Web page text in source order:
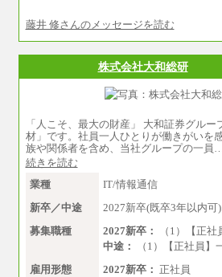
※上記全てのコースにお
※試用期間中も給与に変
中途：
■総合コース＜オープン
大学院卒 月給35.3万円
■総合コース＜オープン
大学院卒 月給33.3万円
■事務コース
短大・専門卒 月給24.0
※上記全てのコースにお
一律3.7万円を含む
※試用期間中も給与に変
藤井 修さんのメッセージを読む
株式会社大和総研
「人こそ、最大の財産」 大和証券グルー
材」です。社員一人ひとりが働きがいを
族や関係者を含め、当社グループの一員…
続きを読む
業種
IT/情報通信
新卒／中途
2027新卒(既卒3年以内可
募集職種
2027新卒：
（1）【正社
中途：
（1）【正社員】
雇用形態
2027新卒： 正社員